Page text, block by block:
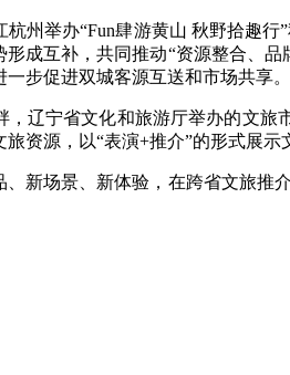
举办“Fun肆游黄山 秋野拾趣行”
成互补，共同推动“资源整合、
步促进双城客源互送和市场共享。
宁省文化和旅游厅举办的文旅市
资源，以“表演+推介”的形式展
场景、新体验，在跨省文旅推介